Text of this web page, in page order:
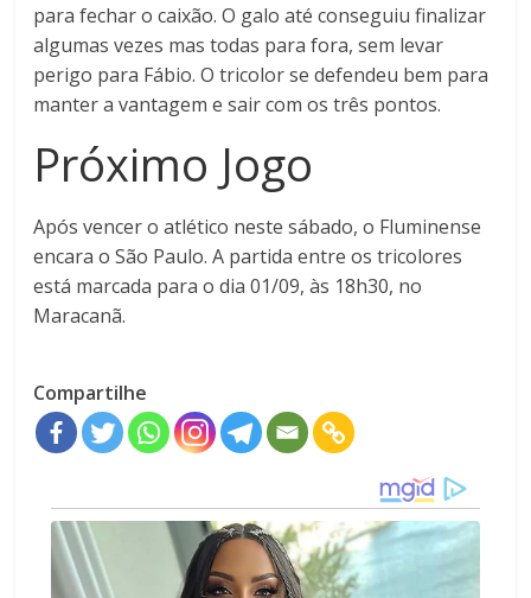
para fechar o caixão. O galo até conseguiu finalizar
algumas vezes mas todas para fora, sem levar
perigo para Fábio. O tricolor se defendeu bem para
manter a vantagem e sair com os três pontos.
Próximo Jogo
Após vencer o atlético neste sábado, o Fluminense
encara o São Paulo. A partida entre os tricolores
está marcada para o dia 01/09, às 18h30, no
Maracanã.
Compartilhe